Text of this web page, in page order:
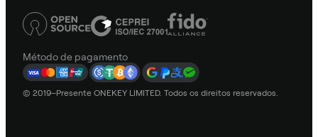
Método de pagamento
© 2019–Presente ONEKEY LIMITED. Todos os direitos reservados.